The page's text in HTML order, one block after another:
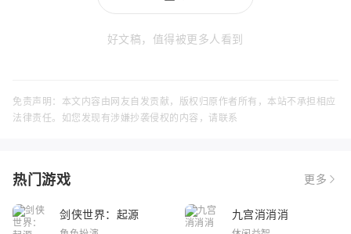
好文稿，值得被更多人看到
免责声明：本文内容由网友自发贡献，版权归原作者所有，本站不承担相应
法律责任。如您发现有涉嫌抄袭侵权的内容，请联系
热门游戏 更多
剑侠世界：起源 九宫消消消